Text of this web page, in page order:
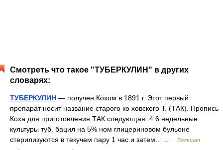
Смотреть что такое "ТУБЕРКУЛИН" в других
словарях:
ТУБЕРКУЛИН — получен Кохом в 1891 г. Этот первый
препарат носит название старого ко ховского Т. (ТАК). Пропись
Коха для приготовления ТАК следующая: 4 6 недельные
культуры туб. бацил на 5% ном глицериновом бульоне
стерилизуются в текучем пару 1 час и затем… …
Большая